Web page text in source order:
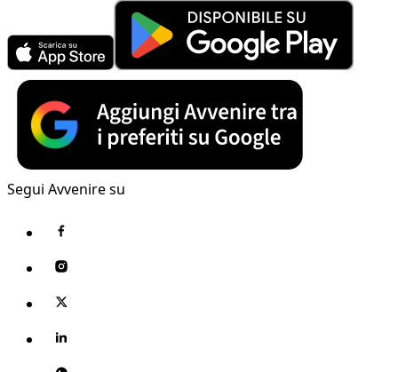
Segui Avvenire su